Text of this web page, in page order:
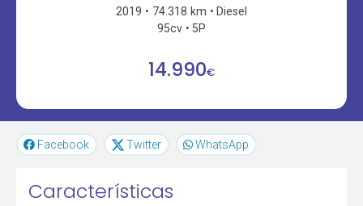
2019 74.318 km
Diesel
95cv
5P
14.990€
Facebook Twitter WhatsApp
Características